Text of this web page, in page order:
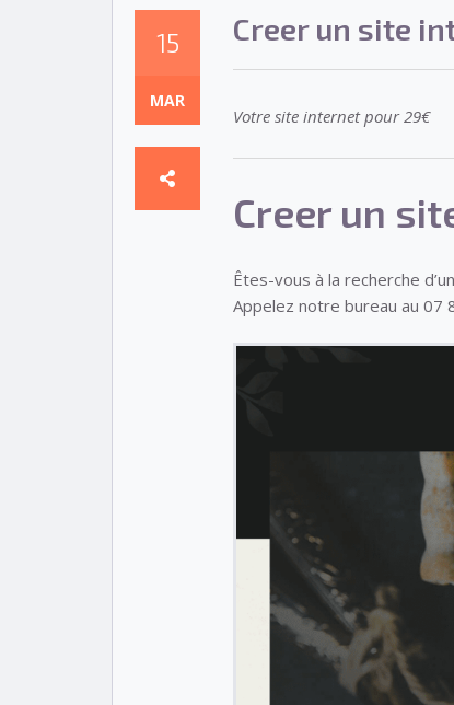
15
MAR
Creer un site
Votre site internet pour 29€
Creer un
Êtes-vous à la recherche
Appelez notre bureau au 07